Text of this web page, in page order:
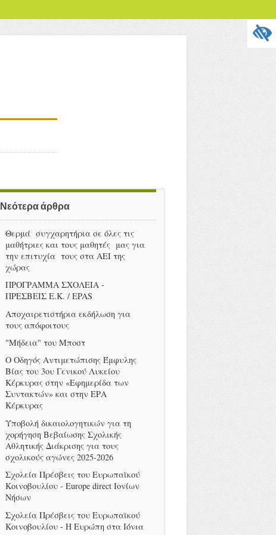
Νεότερα άρθρα
Θερμά συγχαρητήρια σε όλες τις
μαθήτριες και τους μαθητές μας για
την επιτυχία τους στα ΑΕΙ της
χώρας
ΠΡΟΓΡΑΜΜΑ ΣΧΟΛΕΙΑ -
ΠΡΕΣΒΕΙΣ Ε.Κ. / EPAS
Αποχαιρετιστήρια εκδήλωση για
τους απόφοιτους
"Μήδεια" του Μποστ
Ο Οδηγός Αντιμετώπισης Έμφυλης
Βίας του 3ου Γενικού Λυκείου
Κέρκυρας στην «Εφημερίδα των
Συντακτών» και στην ΕΡΑ
Κέρκυρας
Υποβολή δικαιολογητικών για τη
χορήγηση Βεβαίωσης Σχολικής
Αθλητικής Διάκρισης για τους
σχολικούς αγώνες 2025-2026
Σχολεία Πρέσβεις του Ευρωπαϊκού
Κοινοβουλίου - Europe direct Ιονίων
Νήσων
Σχολεία Πρέσβεις του Ευρωπαϊκού
Κοινοβουλίου - Η Ευρώπη στα Ιόνια